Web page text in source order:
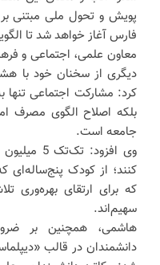
پویش و تحول ملی مبتنی
فارس آغاز خواهد شد تا
معاون علمی، اجتماعی و
دیگری از سخنان خود با
کرد: مشارکت اجتماعی
بلکه اصلاح الگوی مصرف
جامعه است.
وی
کنند؛ از کودک پنج‌ساله‌ای
که برای ارتقای بهره‌وری
سهیم‌اند.
هاشمی، همچنین بر
دانشمندان در قالب